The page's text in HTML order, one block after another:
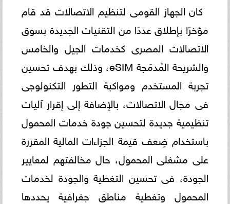
كان الجهاز القومى لتنظيم الاتصالات قد قام
مؤخرًا بإطلاق عددًا من التقنيات الجديدة بسوق
الاتصالات المصرى كخدمات الجيل والخامس
والشريحة المُدمَجة eSIM، وذلك بهدف تحسين
تجربة المستخدم ومواكبة التطور التكنولوجى
فى مجال الاتصالات، بالإضافة إلى إقرار آليات
تنظيمية جديدة لتحسين جودة خدمات المحمول
باستخدام ضِعف قيمة الجزاءات المالية المقررة
على مشغلى المحمول، حال مخالفتهم لمعايير
الجودة، فى تحسين التغطية والجودة لخدمات
المحمول وتغطية مناطق جغرافية يحددها